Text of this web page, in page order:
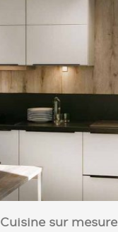
Cuisine sur mesure